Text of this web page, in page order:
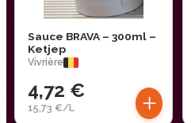
Sauce BRAVA – 300ml –
Ketjep
Vivrière
4,72 €
15,73 €/L +